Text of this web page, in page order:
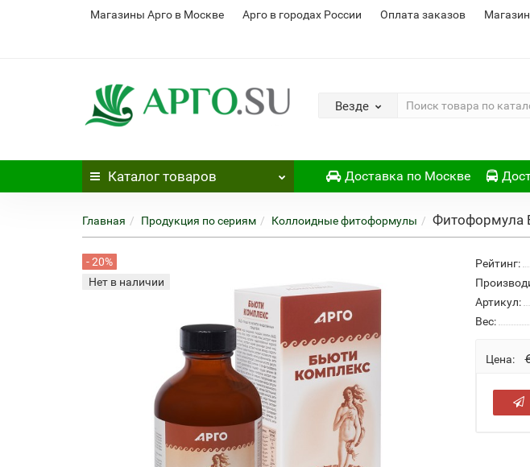
Магазины Арго в Москве Арго в городах России Оплата заказов
Везде
Каталог товаров Доставка по Москве
Главная Продукция по сериям Коллоидные фитоформулы Фитоформула
- 20%
Нет в наличии
Рейтинг:
Артикул:
Вес:
Цена: